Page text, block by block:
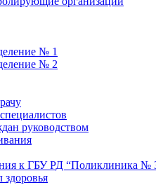
№ 1
№ 2
руководством
к ГБУ РД “Поликлиника №